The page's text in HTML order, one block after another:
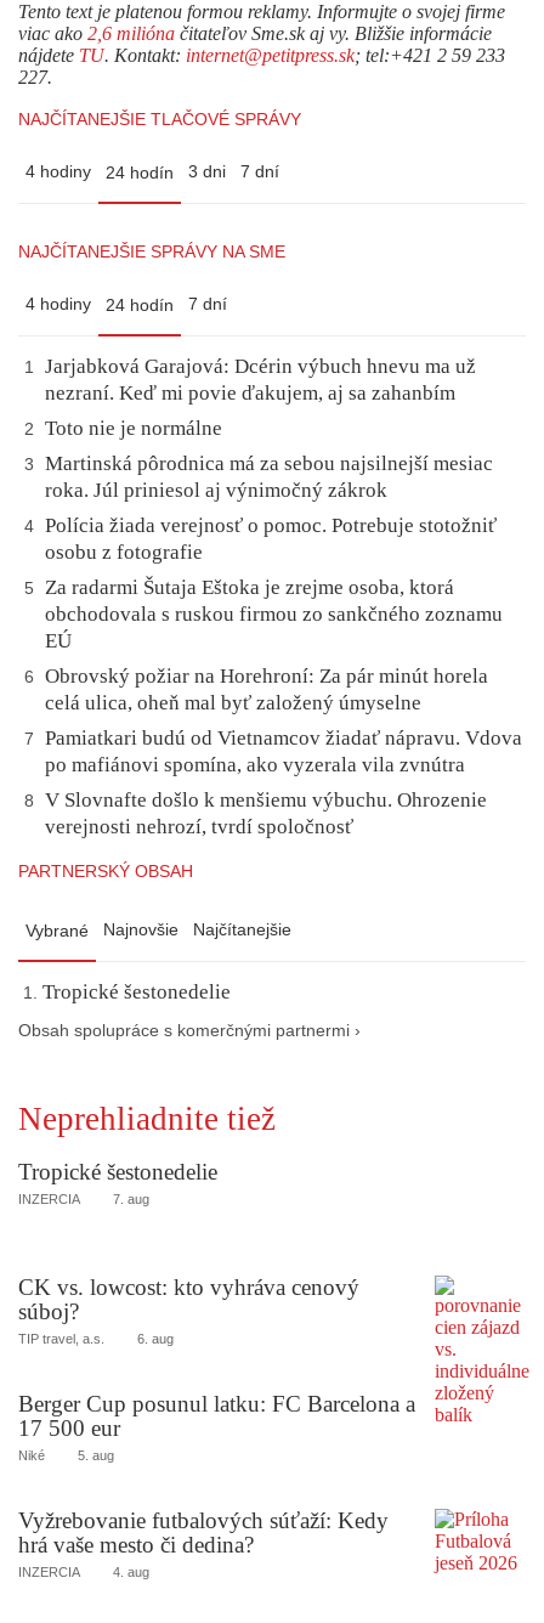
Tento text je platenou formou reklamy. Informujte o svojej firme
viac ako 2,6 milióna čitateľov Sme.sk aj vy. Bližšie informácie
nájdete TU. Kontakt: internet@petitpress.sk; tel:+421 2 59 233
227.
NAJČÍTANEJŠIE TLAČOVÉ SPRÁVY
4 hodiny 24 hodín 3 dni 7 dní
NAJČÍTANEJŠIE SPRÁVY NA SME
4 hodiny 24 hodín 7 dní
1
Jarjabková Garajová: Dcérin výbuch hnevu ma už
nezraní. Keď mi povie ďakujem, aj sa zahanbím
2 Toto nie je normálne
3
Martinská pôrodnica má za sebou najsilnejší mesiac
roka. Júl priniesol aj výnimočný zákrok
4 Polícia žiada verejnosť o pomoc. Potrebuje stotožniť
osobu z fotografie
5
Za radarmi Šutaja Eštoka je zrejme osoba, ktorá
obchodovala s ruskou firmou zo sankčného zoznamu
EÚ
6
Obrovský požiar na Horehroní: Za pár minút horela
celá ulica, oheň mal byť založený úmyselne
7
Pamiatkari budú od Vietnamcov žiadať nápravu. Vdova
po mafiánovi spomína, ako vyzerala vila zvnútra
8
V Slovnafte došlo k menšiemu výbuchu. Ohrozenie
verejnosti nehrozí, tvrdí spoločnosť
PARTNERSKÝ OBSAH
Vybrané Najnovšie Najčítanejšie
Tropické šestonedelie
Obsah spolupráce s komerčnými partnermi ›
Neprehliadnite tiež
Tropické šestonedelie
INZERCIA 7. aug
CK vs. lowcost: kto vyhráva cenový
súboj?
TIP travel, a.s. 6. aug
Berger Cup posunul latku: FC Barcelona a
17 500 eur
Niké 5. aug
Vyžrebovanie futbalových súťaží: Kedy
hrá vaše mesto či dedina?
INZERCIA 4. aug